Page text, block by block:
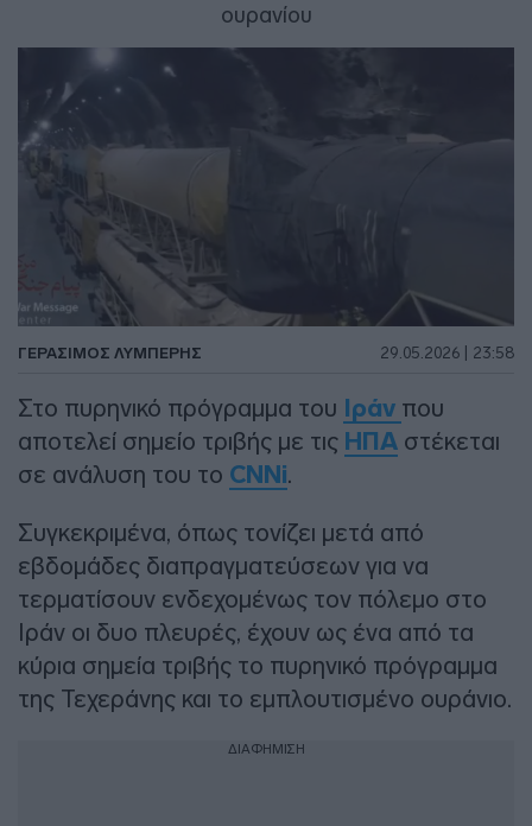
ουρανίου
ΓΕΡΆΣΙΜΟΣ ΛΥΜΠΈΡΗΣ 29.05.2026 | 23:58
Στο πυρηνικό πρόγραμμα του Ιράν που
αποτελεί σημείο τριβής με τις ΗΠΑ στέκεται
σε ανάλυση του το CNNi.
Συγκεκριμένα, όπως τονίζει μετά από
εβδομάδες διαπραγματεύσεων για να
τερματίσουν ενδεχομένως τον πόλεμο στο
Ιράν οι δυο πλευρές, έχουν ως ένα από τα
κύρια σημεία τριβής το πυρηνικό πρόγραμμα
της Τεχεράνης και το εμπλουτισμένο ουράνιο.
ΔΙΑΦΗΜΙΣΗ